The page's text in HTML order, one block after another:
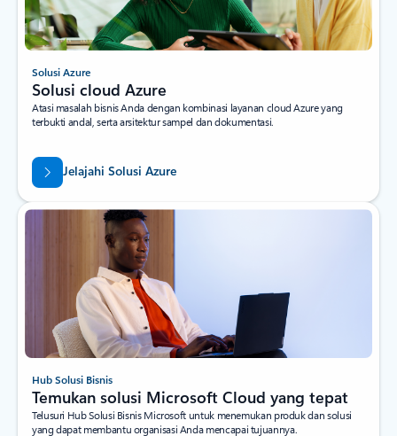
Solusi Azure
Solusi cloud Azure
Atasi masalah bisnis Anda dengan kombinasi layanan cloud Azure yang
terbukti andal, serta arsitektur sampel dan dokumentasi.
Jelajahi Solusi Azure
Hub Solusi Bisnis
Temukan solusi Microsoft Cloud yang tepat
Telusuri Hub Solusi Bisnis Microsoft untuk menemukan produk dan solusi
yang dapat membantu organisasi Anda mencapai tujuannya.